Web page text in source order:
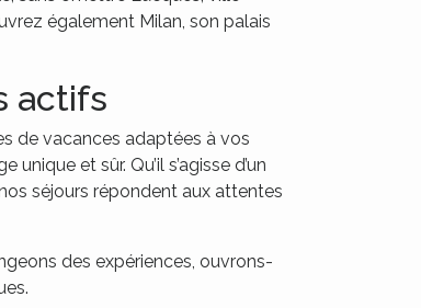
également Milan, son palais
actifs
de vacances adaptées à vos
et sûr. Qu’il s’agisse d’un
séjours répondent aux attentes
des expériences, ouvrons-